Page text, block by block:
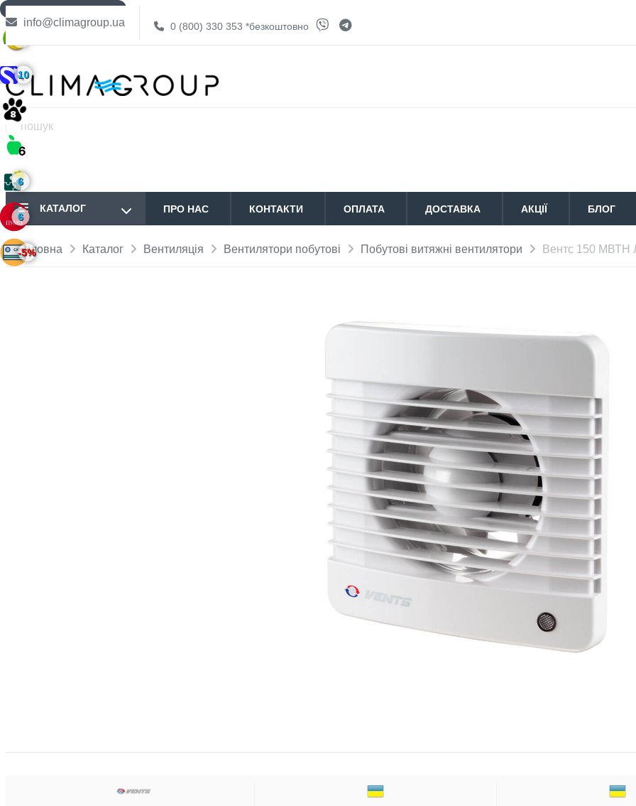
info@climagroup.ua 0 (800) 330 353 *безкоштовно
КАТАЛОГ ПРО НАС КОНТАКТИ ОПЛАТА ДОСТАВКА АКЦІЇ БЛОГ
Головна Каталог Вентиляція Вентилятори побутові Побутові витяжні вентилятори Вентс 150 МВТН
ДОСТАВКА БЕЗКОШТОВНО
10
6
6
-5%